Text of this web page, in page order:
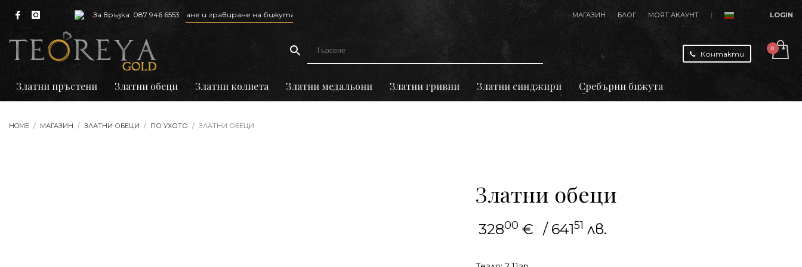
За връзка: 087 946 6553
Предлагаме ремонт, почистване и гравиране на бижута МАГАЗИН БЛОГ МОЯТ АКАУНТ | LOGIN
Контакти
Златни пръстени Златни обеци Златни колиета Златни медальони Златни гривни Златни синджири Сребърни бижута
HOME МАГАЗИН ЗЛАТНИ ОБЕЦИ ПО УХОТО ЗЛАТНИ ОБЕЦИ
Златни обеци
32800 € / 64151 лв.